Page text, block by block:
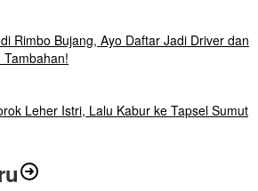
Rimbo Bujang, Ayo Daftar Jadi Driver dan
Tambahan!
Leher Istri, Lalu Kabur ke Tapsel Sumut